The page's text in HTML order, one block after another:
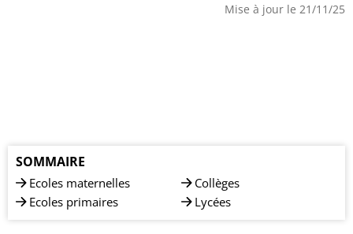
Mise à jour le 21/11/25
SOMMAIRE
Ecoles maternelles
Ecoles primaires
Collèges
Lycées